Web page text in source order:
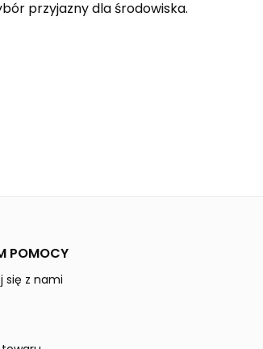
przyjazny dla środowiska.
POMOCY
się z nami